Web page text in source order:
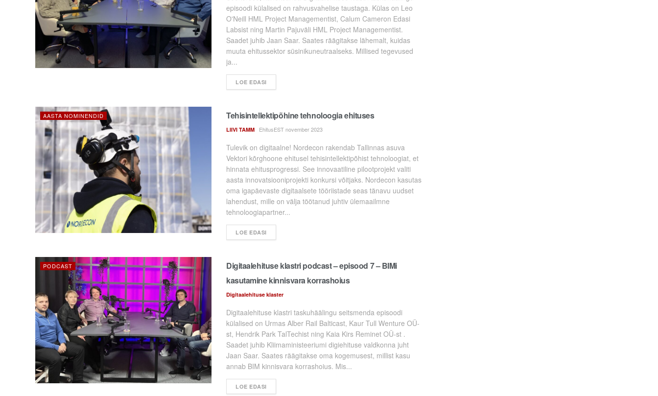
episoodi külalised on rahvusvahelise taustaga. Külas on Leo
O'Neill HML Project Managementist, Calum Cameron Edasi
Labsist ning Martin Pajuväli HML Project Managementist.
Saadet juhib Jaan Saar. Saates räägitakse lähemalt, kuidas
muuta ehitussektor süsinikuneutraalseks. Millised tegevused
ja...
LOE EDASI
AASTA NOMINENDID Tehisintellektipõhine tehnoloogia ehituses
LIIVI TAMM EhitusEST november 2023
Tulevik on digitaalne! Nordecon rakendab Tallinnas asuva
Vektori kõrghoone ehitusel tehisintellektipõhist tehnoloogiat, et
hinnata ehitusprogressi. See innovaatiline pilootprojekt valiti
aasta innovatsiooniprojekti konkursi võitjaks. Nordecon kasutas
oma igapäevaste digitaalsete tööriistade seas tänavu uudset
lahendust, mille on välja töötanud juhtiv ülemaailmne
tehnoloogiapartner...
LOE EDASI
PODCAST
Digitaalehituse klastri podcast – episood 7 – BIMi
kasutamine kinnisvara korrashoius
Digitaalehituse klaster
Digitaalehituse klastri taskuhäälingu seitsmenda episoodi
külalised on Urmas Alber Rail Balticast, Kaur Tull Wenture OÜ-
st, Hendrik Park TalTechist ning Kaia Kirs Reminet OÜ-st .
Saadet juhib Kliimaministeeriumi digiehituse valdkonna juht
Jaan Saar. Saates räägitakse oma kogemusest, millist kasu
annab BIM kinnisvara korrashoius. Mis...
LOE EDASI